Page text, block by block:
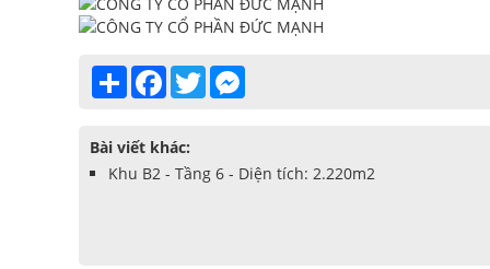
Share Facebook
Twitter
Bài viết khác:
Khu B2 - Tầng 6 - Diện tích: 2.220m2